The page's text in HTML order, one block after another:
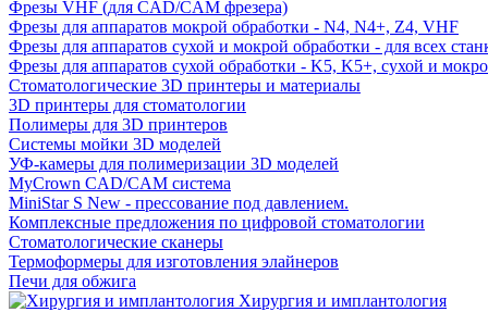
Фрезы VHF (для CAD/CAM фрезера)
Фрезы для аппаратов мокрой обработки - N4, N4+, Z4, VHF
Фрезы для аппаратов сухой и мокрой обработки - для всех
Фрезы для аппаратов сухой обработки - K5, K5+, сухой и
Стоматологические 3D принтеры и материалы
3D принтеры для стоматологии
Полимеры для 3D принтеров
Системы мойки 3D моделей
УФ-камеры для полимеризации 3D моделей
MyCrown CAD/CAM система
MiniStar S New - прессование под давлением.
Комплексные предложения по цифровой стоматологии
Стоматологические сканеры
Термоформеры для изготовления элайнеров
Печи для обжига
Хирургия и имплантология